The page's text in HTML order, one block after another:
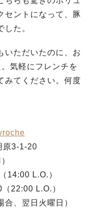
セントになって、豚
た。
いただいたのに、お
気軽にフレンチを
みてください。何度
原3-1-20
14:00 L.O.）
L.O.）
、翌日火曜日）